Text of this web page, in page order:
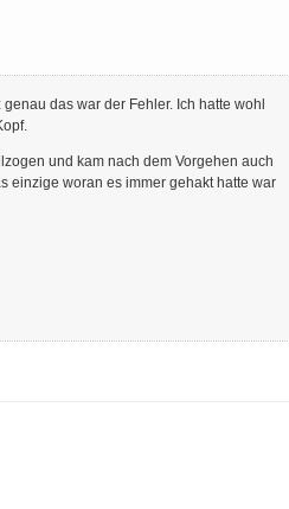
das war der Fehler. Ich hatte wohl
und kam nach dem Vorgehen auch
einzige woran es immer gehakt hatte war